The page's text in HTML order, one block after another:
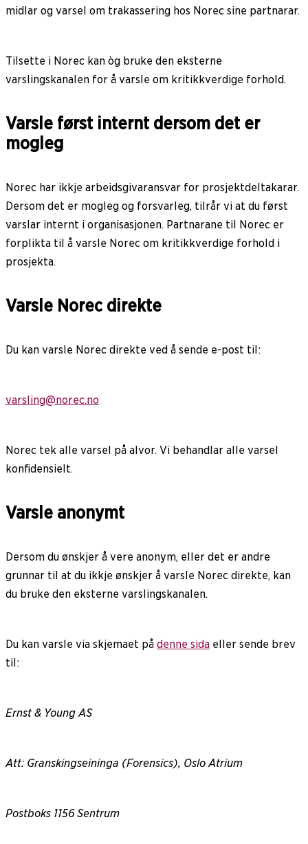
midlar og varsel om trakassering hos Norec sine partnarar.
Tilsette i Norec kan òg bruke den eksterne
varslingskanalen for å varsle om kritikkverdige forhold.
Varsle først internt dersom det er
mogleg
Norec har ikkje arbeidsgivaransvar for prosjektdeltakarar.
Dersom det er mogleg og forsvarleg, tilrår vi at du først
varslar internt i organisasjonen. Partnarane til Norec er
forplikta til å varsle Norec om kritikkverdige forhold i
prosjekta.
Varsle Norec direkte
Du kan varsle Norec direkte ved å sende e-post til:
varsling@norec.no
Norec tek alle varsel på alvor. Vi behandlar alle varsel
konfidensielt.
Varsle anonymt
Dersom du ønskjer å vere anonym, eller det er andre
grunnar til at du ikkje ønskjer å varsle Norec direkte, kan
du bruke den eksterne varslingskanalen.
Du kan varsle via skjemaet på denne sida eller sende brev
til:
Ernst & Young AS
Att: Granskingseininga (Forensics), Oslo Atrium
Postboks 1156 Sentrum